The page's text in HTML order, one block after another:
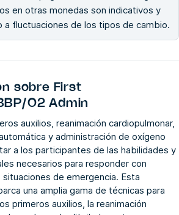
en otras monedas son indicativos y
a fluctuaciones de los tipos de cambio.
sobre First
O2 Admin
auxilios, reanimación cardiopulmonar,
y administración de oxígeno
a los participantes de las habilidades y
necesarios para responder con
de emergencia. Esta
una amplia gama de técnicas para
primeros auxilios, la reanimación